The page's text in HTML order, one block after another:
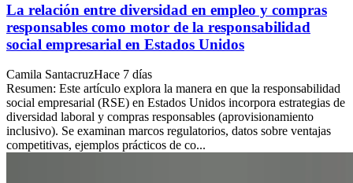
La relación entre diversidad en empleo y compras
responsables como motor de la responsabilidad
social empresarial en Estados Unidos
Camila SantacruzHace 7 días
Resumen: Este artículo explora la manera en que la responsabilidad
social empresarial (RSE) en Estados Unidos incorpora estrategias de
diversidad laboral y compras responsables (aprovisionamiento
inclusivo). Se examinan marcos regulatorios, datos sobre ventajas
competitivas, ejemplos prácticos de co...